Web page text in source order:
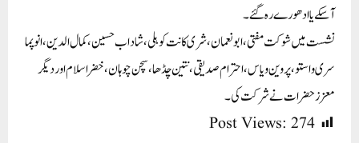
آسکے یا ادھورے رہ گئے۔
نشست میں شوکت مفتی، ابو نعمان، شری کانت کوہلی،شاداب حسین،کمال الدین،انوپما
سری واستو، پروین ویاس،احترام صدیقی، نتین چڈھا، سچن چوہان،خضر اسلام اور دیگر
معزز حضرات نے شرکت کی۔
Post Views: 274